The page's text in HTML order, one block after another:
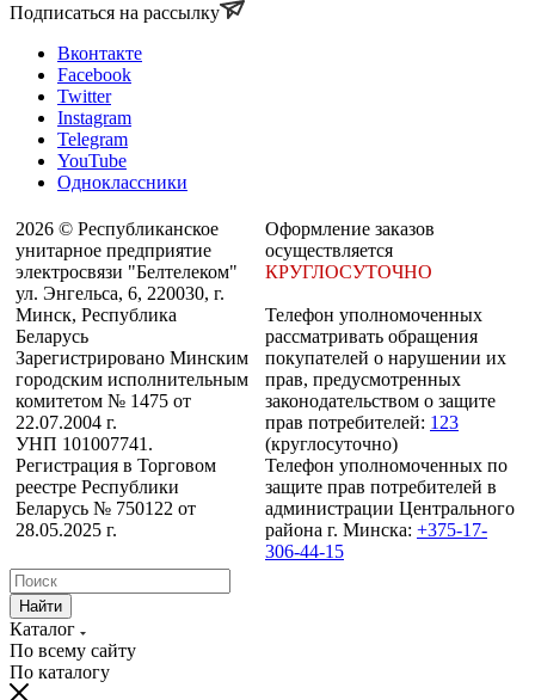
Подписаться на рассылку
Вконтакте
Facebook
Twitter
Instagram
Telegram
YouTube
Одноклассники
2026 © Республиканское
унитарное предприятие
электросвязи "Белтелеком"
ул. Энгельса, 6, 220030, г.
Минск, Республика
Беларусь
Зарегистрировано Минским
городским исполнительным
комитетом № 1475 от
22.07.2004 г.
УНП 101007741.
Регистрация в Торговом
реестре Республики
Беларусь № 750122 от
28.05.2025 г.
Оформление заказов
осуществляется
КРУГЛОСУТОЧНО
Телефон уполномоченных
рассматривать обращения
покупателей о нарушении их
прав, предусмотренных
законодательством о защите
прав потребителей: 123
(круглосуточно)
Телефон уполномоченных по
защите прав потребителей в
администрации Центрального
района г. Минска: +375-17-
306-44-15
Найти
Каталог
По всему сайту
По каталогу